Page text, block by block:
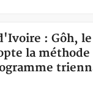
: Gôh,
la méthode